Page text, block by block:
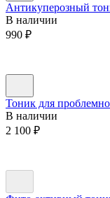
Антикуперозный
В наличии
990 ₽
Тоник для
В наличии
2 100 ₽